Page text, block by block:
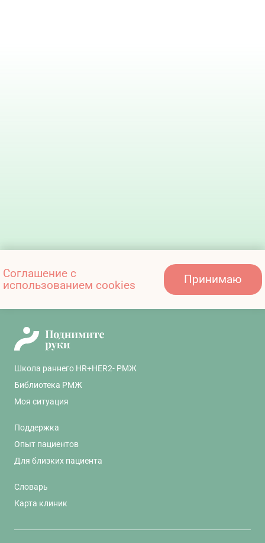
Школа раннего HR+HER2- РМЖ
Библиотека РМЖ
Моя ситуация
Поддержка
Опыт пациентов
Для близких пациента
Словарь
Карта клиник
Соглашение с
использованием cookies
Принимаю